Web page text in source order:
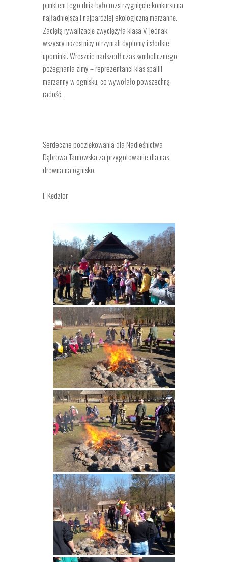
punktem tego dnia było rozstrzygnięcie konkursu na
najładniejszą i najbardziej ekologiczną marzannę.
Zaciętą rywalizację zwyciężyła klasa V, jednak
wszyscy uczestnicy otrzymali dyplomy i słodkie
upominki. Wreszcie nadszedł czas symbolicznego
pożegnania zimy – reprezentanci klas spalili
marzanny w ognisku, co wywołało powszechną
radość.
Serdeczne podziękowania dla Nadleśnictwa
Dąbrowa Tarnowska za przygotowanie dla nas
drewna na ognisko.
I. Kędzior